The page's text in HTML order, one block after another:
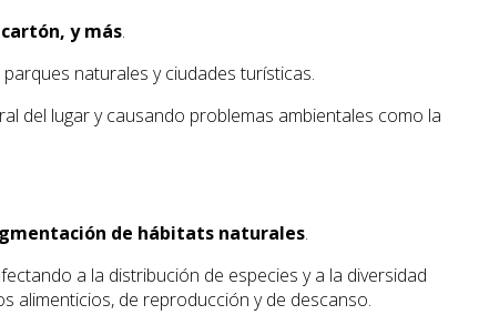
y más.
naturales y ciudades turísticas.
del lugar y causando problemas ambientales como la
de hábitats naturales.
a la distribución de especies y a la diversidad
alimenticios, de reproducción y de descanso.